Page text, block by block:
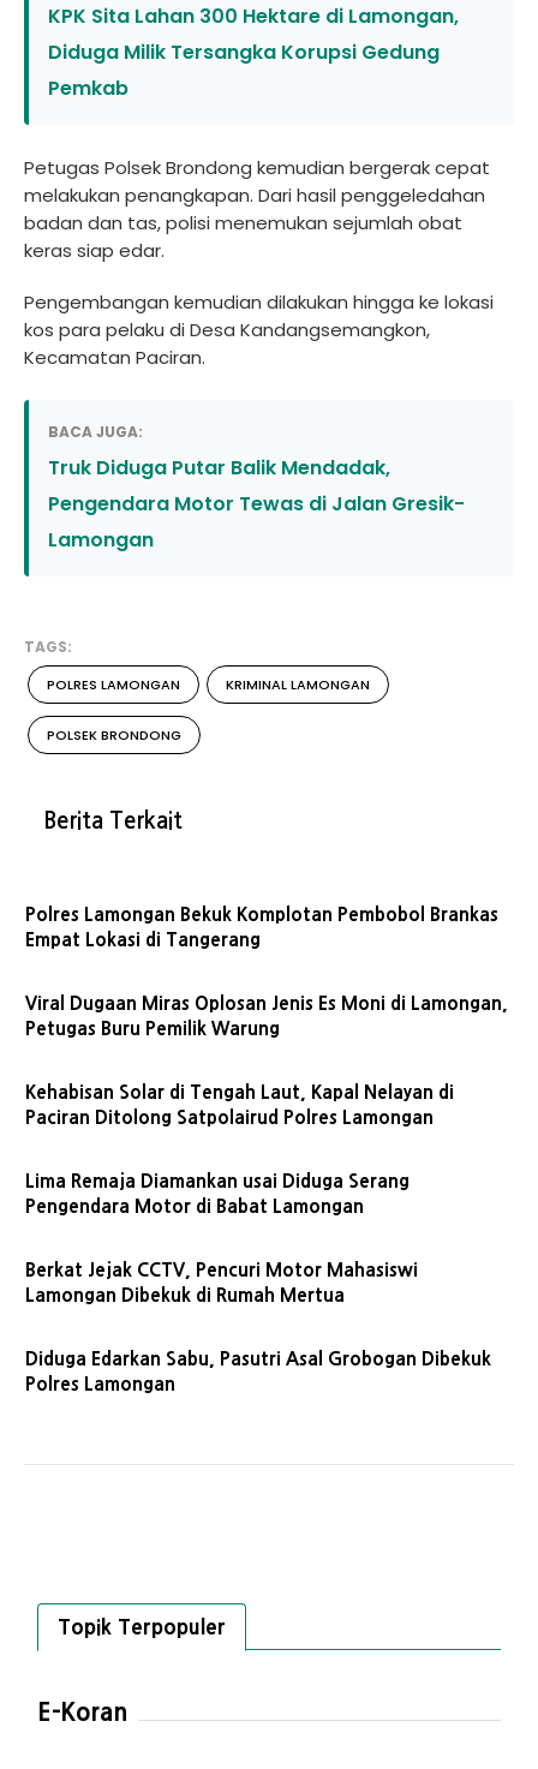
KPK Sita Lahan 300 Hektare di Lamongan,
Diduga Milik Tersangka Korupsi Gedung
Pemkab
Petugas Polsek Brondong kemudian bergerak cepat
melakukan penangkapan. Dari hasil penggeledahan
badan dan tas, polisi menemukan sejumlah obat
keras siap edar.
Pengembangan kemudian dilakukan hingga ke lokasi
kos para pelaku di Desa Kandangsemangkon,
Kecamatan Paciran.
BACA JUGA:
Truk Diduga Putar Balik Mendadak,
Pengendara Motor Tewas di Jalan Gresik-
Lamongan
TAGS:
POLRES LAMONGAN KRIMINAL LAMONGAN
POLSEK BRONDONG
Berita Terkait
Polres Lamongan Bekuk Komplotan Pembobol Brankas
Empat Lokasi di Tangerang
Viral Dugaan Miras Oplosan Jenis Es Moni di Lamongan,
Petugas Buru Pemilik Warung
Kehabisan Solar di Tengah Laut, Kapal Nelayan di
Paciran Ditolong Satpolairud Polres Lamongan
Lima Remaja Diamankan usai Diduga Serang
Pengendara Motor di Babat Lamongan
Berkat Jejak CCTV, Pencuri Motor Mahasiswi
Lamongan Dibekuk di Rumah Mertua
Diduga Edarkan Sabu, Pasutri Asal Grobogan Dibekuk
Polres Lamongan
Topik Terpopuler
E-Koran